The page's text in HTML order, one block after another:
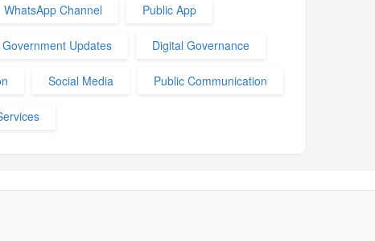
WhatsApp Channel Public App
Government Updates Digital Governance
Social Media Public Communication